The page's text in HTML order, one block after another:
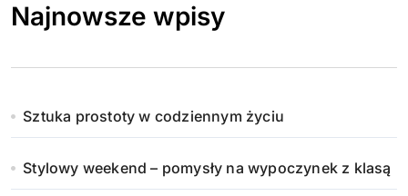
r
o
i
c
Najnowsze wpisy
Sztuka prostoty w codziennym życiu
Stylowy weekend – pomysły na wypoczynek z klasą